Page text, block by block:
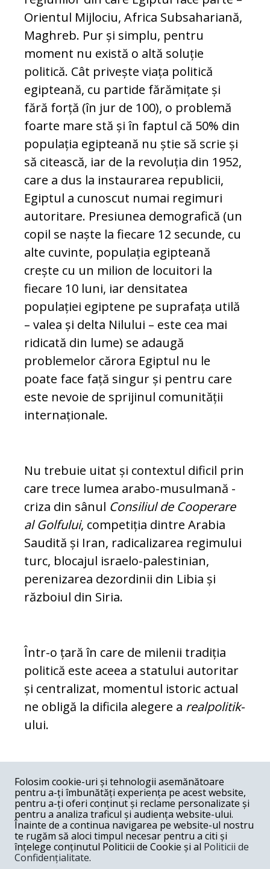
Orientul Mijlociu, Africa Subsahariană,
Maghreb. Pur și simplu, pentru
moment nu există o altă soluție
politică. Cât privește viața politică
egipteană, cu partide fărămițate și
fără forță (în jur de 100), o problemă
foarte mare stă și în faptul că 50% din
populația egipteană nu știe să scrie și
să citească, iar de la revoluția din 1952,
care a dus la instaurarea republicii,
Egiptul a cunoscut numai regimuri
autoritare. Presiunea demografică (un
copil se naște la fiecare 12 secunde, cu
alte cuvinte, populația egipteană
crește cu un milion de locuitori la
fiecare 10 luni, iar densitatea
populației egiptene pe suprafața utilă
– valea și delta Nilului – este cea mai
ridicată din lume) se adaugă
problemelor cărora Egiptul nu le
poate face față singur și pentru care
este nevoie de sprijinul comunității
internaționale.
Nu trebuie uitat și contextul dificil prin
care trece lumea arabo-musulmană -
criza din sânul Consiliul de Cooperare
al Golfului, competiția dintre Arabia
Saudită și Iran, radicalizarea regimului
turc, blocajul israelo-palestinian,
perenizarea dezordinii din Libia și
războiul din Siria.
Într-o țară în care de milenii tradiția
politică este aceea a statului autoritar
și centralizat, momentul istoric actual
ne obligă la dificila alegere a realpolitik-
ului.
COMENTARII
Nume
Email
Folosim cookie-uri și tehnologii asemănătoare
pentru a-ți îmbunătăți experiența pe acest website,
pentru a-ți oferi conținut și reclame personalizate și
pentru a analiza traficul și audiența website-ului.
Înainte de a continua navigarea pe website-ul nostru
te rugăm să aloci timpul necesar pentru a citi și
înțelege conținutul Politicii de Cookie și al Politicii de
Confidențialitate.